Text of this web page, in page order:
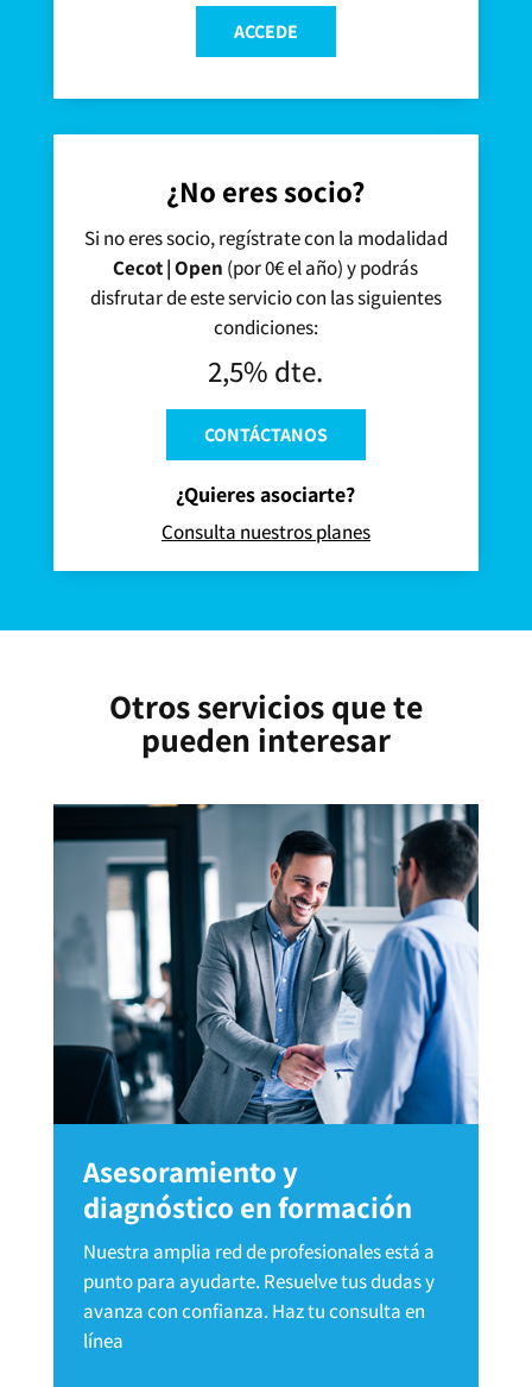
ACCEDE
¿No eres socio?
Si no eres socio, regístrate con la modalidad
Cecot | Open (por 0€ el año) y podrás
disfrutar de este servicio con las siguientes
condiciones:
2,5% dte.
CONTÁCTANOS
¿Quieres asociarte?
Consulta nuestros planes
Otros servicios que te
pueden interesar
Asesoramiento y
diagnóstico en formación
Nuestra amplia red de profesionales está a
punto para ayudarte. Resuelve tus dudas y
avanza con confianza. Haz tu consulta en
línea